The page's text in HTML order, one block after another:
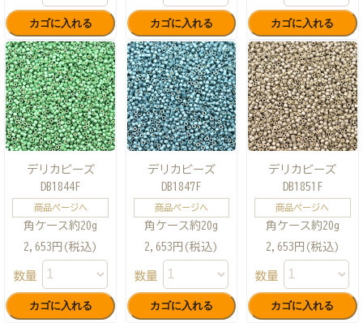
デリカビーズ
DB1844F
商品ページへ
角ケース約20g
2,653円(税込)
数量
デリカビーズ
DB1847F
商品ページへ
角ケース約20g
2,653円(税込)
数量
デリカビーズ
DB1851F
商品ページへ
角ケース約20g
2,653円(税込)
数量